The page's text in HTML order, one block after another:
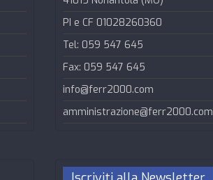
PI e CF 01028260360
Tel: 059 547 645
Fax: 059 547 645
info@ferr2000.com
amministrazione@ferr2000.com